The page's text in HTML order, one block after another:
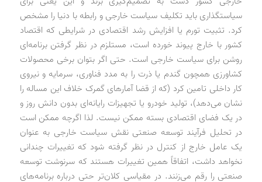
سیاستگذاری باید تکلیف سیاست خارجی و رابطه با دنیا را مشخص
کرد. تثبیت تورم یا افزایش رشد اقتصادی در شرایطی که اقتصاد
کشور با خارج پیوند خورده است، مستلزم در نظر گرفتن برنامه‌ای
روشن برای سیاست خارجی است. حتی اگر بتوان برخی محصولات
کشاورزی همچون گندم یا ذرت را به مدد فناوری، سرمایه و نیروی
کار داخلی تامین کرد (که از قضا آمارهای گمرک خلاف این مساله را
نشان می‌دهد)، تولید خودرو یا تجهیزات رایانه‌ای بدون دانش روز و
در یک فضای اقتصادی بسته ممکن نیست. لذا اگرچه ممکن است
در تحلیل فرآیند توسعه صنعتی نقش سیاست خارجی به عنوان
یک عامل خارج از کنترل در نظر گرفته شود که تغییرات چندانی
نخواهد داشت، اتفاقاً همین تغییرات هستند که سرنوشت توسعه
صنعتی را رقم می‌زنند. در مقیاسی کلان‌تر حتی درباره برنامه‌های